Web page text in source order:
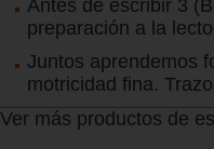
Antes de escribir 3
preparación a la
Juntos aprendemos
motricidad fina.
Ver más productos de